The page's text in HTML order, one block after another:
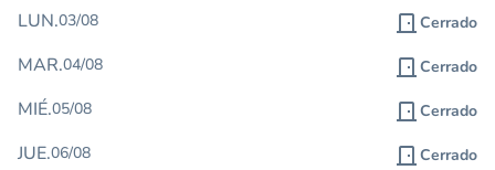
LUN.03/08 door_front Cerrado
MAR.04/08 door_front Cerrado
MIÉ.05/08 door_front Cerrado
JUE.06/08 door_front Cerrado